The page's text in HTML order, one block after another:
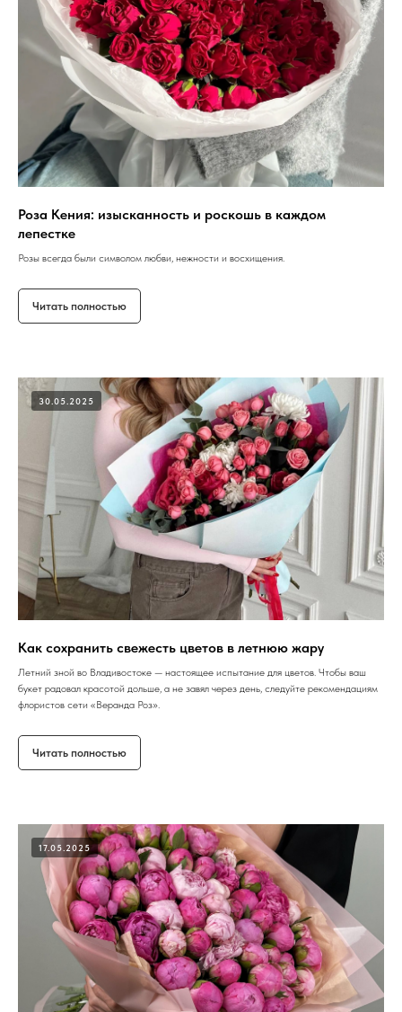
Роза Кения: изысканность и роскошь в каждом
лепестке
Розы всегда были символом любви, нежности и восхищения.
Читать полностью
30.05.2025
Как сохранить свежесть цветов в летнюю жару
Летний зной во Владивостоке — настоящее испытание для цветов. Чтобы ваш
букет радовал красотой дольше, а не завял через день, следуйте рекомендациям
флористов сети «Веранда Роз».
Читать полностью
17.05.2025